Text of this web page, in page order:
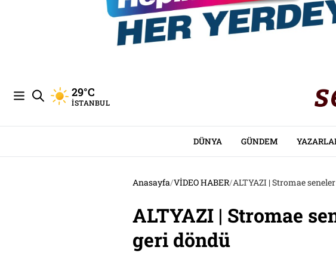
29°C
İSTANBUL
DÜNYA GÜNDEM
Anasayfa/VİDEO HABER/ALTYAZI | Stromae
ALTYAZI | Stromae
geri döndü